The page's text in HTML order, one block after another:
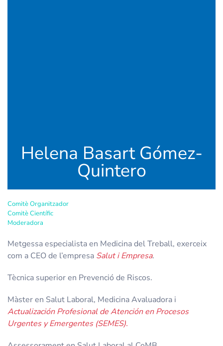
Helena Basart Gómez-
Quintero
Comitè Organitzador
Comitè Científic
Moderadora
Metgessa especialista en Medicina del Treball, exerceix
com a CEO de l’empresa Salut i Empresa.
Tècnica superior en Prevenció de Riscos.
Màster en Salut Laboral, Medicina Avaluadora i
Actualización Profesional de Atención en Procesos
Urgentes y Emergentes (SEMES).